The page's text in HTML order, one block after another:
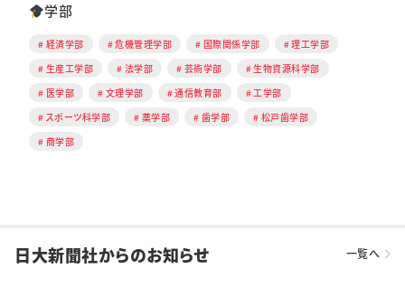
学部
経済学部 危機管理学部 国際関係学部
理工学部
生産工学部
法学部 芸術学部
生物資源科学部
医学部
文理学部 通信教育部
工学部
スポーツ科学部
薬学部 歯学部
松戸歯学部
商学部
日大新聞社からのお知らせ 一覧へ